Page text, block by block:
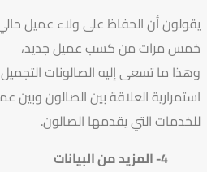
يقولون أن الحفاظ على ولاء عميل
خمس مرات من كسب عميل جديد،
وهذا ما تسعى إليه الصالونات
استمرارية العلاقة بين الصالون وبين
للخدمات التي يقدمها الصالون.
4- المزيد من البيانات